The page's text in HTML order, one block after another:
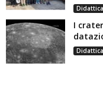
I